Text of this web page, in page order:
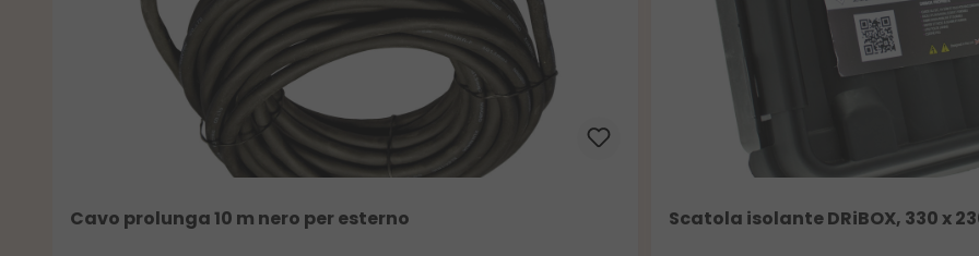
Cavo prolunga 10 m nero per esterno Scatola isolante DRiBOX, 330 x